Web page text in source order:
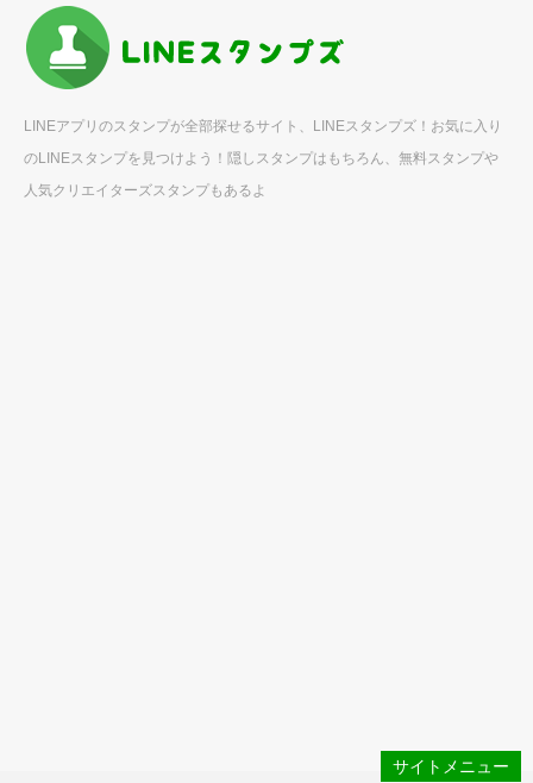
LINEアプリのスタンプが全部探せるサイト、LINEスタンプズ！お気に入り
のLINEスタンプを見つけよう！隠しスタンプはもちろん、無料スタンプや
人気クリエイターズスタンプもあるよ
サイトメニュー